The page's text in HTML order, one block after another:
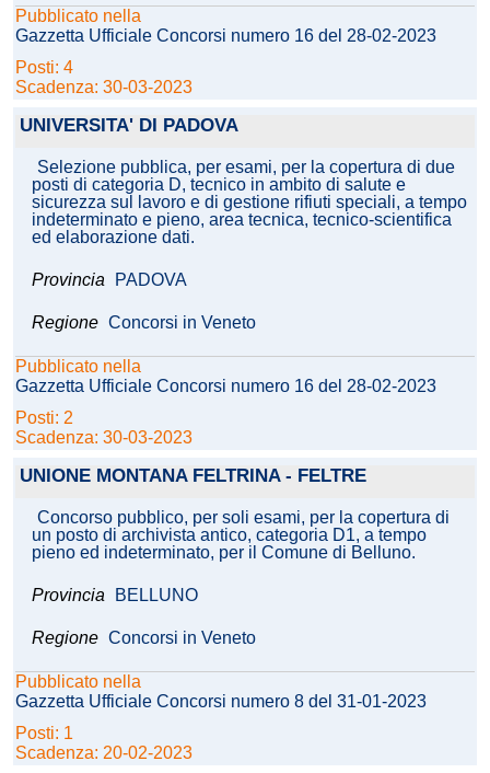
Pubblicato nella
Gazzetta Ufficiale Concorsi numero 16 del 28-02-2023
Posti: 4
Scadenza: 30-03-2023
UNIVERSITA' DI PADOVA
Selezione pubblica, per esami, per la copertura di due
posti di categoria D, tecnico in ambito di salute e
sicurezza sul lavoro e di gestione rifiuti speciali, a tempo
indeterminato e pieno, area tecnica, tecnico-scientifica
ed elaborazione dati.
Provincia PADOVA
Regione Concorsi in Veneto
Pubblicato nella
Gazzetta Ufficiale Concorsi numero 16 del 28-02-2023
Posti: 2
Scadenza: 30-03-2023
UNIONE MONTANA FELTRINA - FELTRE
Concorso pubblico, per soli esami, per la copertura di
un posto di archivista antico, categoria D1, a tempo
pieno ed indeterminato, per il Comune di Belluno.
Provincia BELLUNO
Regione Concorsi in Veneto
Pubblicato nella
Gazzetta Ufficiale Concorsi numero 8 del 31-01-2023
Posti: 1
Scadenza: 20-02-2023